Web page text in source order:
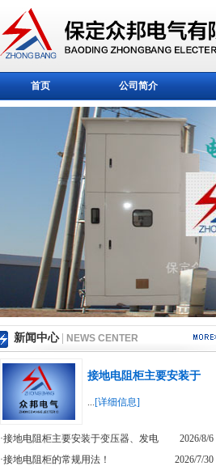
首页 公司简介
新闻中心 NEWS CENTER
接地电阻柜主要安装于
...[详细信息]
·接地电阻柜主要安装于变压器、发电
2026/8/6
·接地电阻柜的常规用法！
2026/7/30